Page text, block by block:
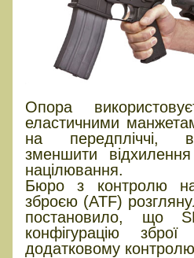
Опора
еластичними
на передпліччі,
зменшити
націлювання.
Бюро з контролю
зброєю (ATF)
постановило, що
конфігурацію
додатковому